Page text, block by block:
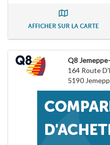
AFFICHER SUR LA CARTE
Q8
164 Route
5190